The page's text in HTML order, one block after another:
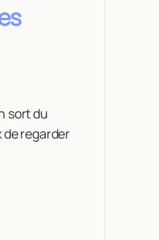
sort du
regarder